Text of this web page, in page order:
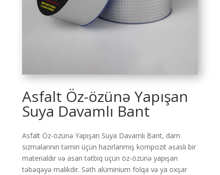
Asfalt Öz-özünə Yapışan
Suya Davamlı Bant
Asfalt Öz-özünə Yapışan Suya Davamlı Bant, dam
sızmalarının təmiri üçün hazırlanmış kompozit əsaslı bir
materialdır və asan tətbiq üçün öz-özünə yapışan
təbəqəyə malikdir. Səth alüminium folqa və ya oxşar